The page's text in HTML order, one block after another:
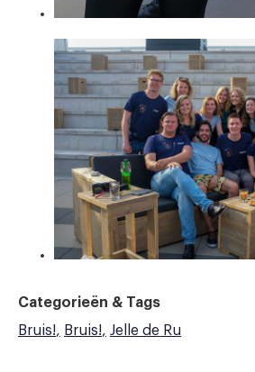
Categorieën & Tags
Bruis!
Bruis! Jelle de Ru